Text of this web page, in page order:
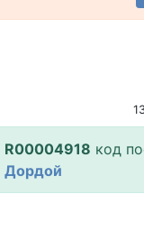
R00004918 код
Дордой